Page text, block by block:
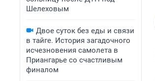
Шелеховым
Двое суток без еды и связи
в тайге. История загадочного
исчезновения самолета в
Приангарье со счастливым
финалом